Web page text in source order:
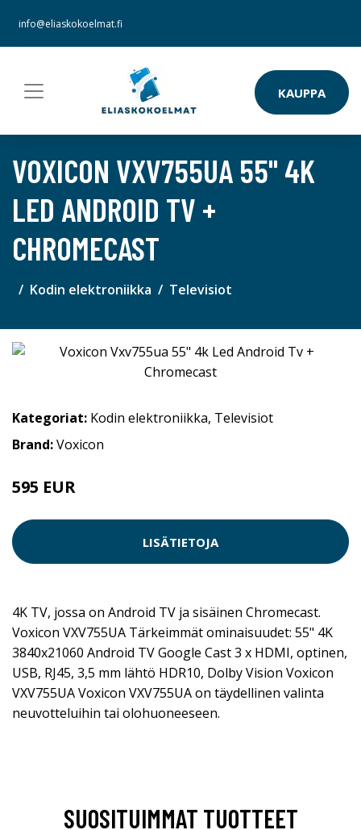
info@eliaskokoelmat.fi
KAUPPA
VOXICON VXV755UA 55" 4K
LED ANDROID TV +
CHROMECAST
Kodin elektroniikka Televisiot
Kategoriat: Kodin elektroniikka, Televisiot
Brand:Voxicon
595 EUR
LISÄTIETOJA
4K TV, jossa on Android TV ja sisäinen Chromecast.
Voxicon VXV755UA Tärkeimmät ominaisuudet: 55" 4K
3840x21060 Android TV Google Cast 3 x HDMI, optinen,
USB, RJ45, 3,5 mm lähtö HDR10, Dolby Vision Voxicon
VXV755UA Voxicon VXV755UA on täydellinen valinta
neuvotteluihin tai olohuoneeseen.
SUOSITUIMMAT TUOTTEET